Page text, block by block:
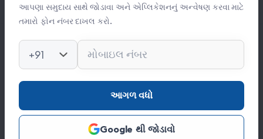
સંપર્ક
કિતાબ લાઈબ્રેરી
ફોટો ગેલેરી
સંપર્ક
0278 251 0056
hajinajitrust@gmail.com
આપણા સમુદાય સાથે જોડાવા અને એપ્લિકેશનનું અન્વેષણ કરવા માટે
તમારો ફોન નંબર દાખલ કરો.
+91
આગળ વધો
Google થી જોડાવો